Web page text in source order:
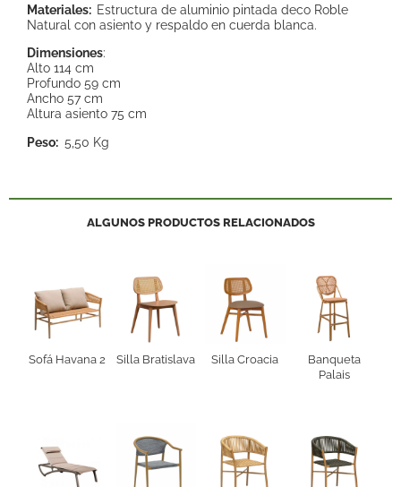
Materiales: Estructura de aluminio pintada deco Roble
Natural con asiento y respaldo en cuerda blanca.
Dimensiones:
Alto 114 cm
Profundo 59 cm
Ancho 57 cm
Altura asiento 75 cm
Peso: 5,50 Kg
ALGUNOS PRODUCTOS RELACIONADOS
Sofá Havana 2 Silla Bratislava Silla Croacia
Banqueta
Palais